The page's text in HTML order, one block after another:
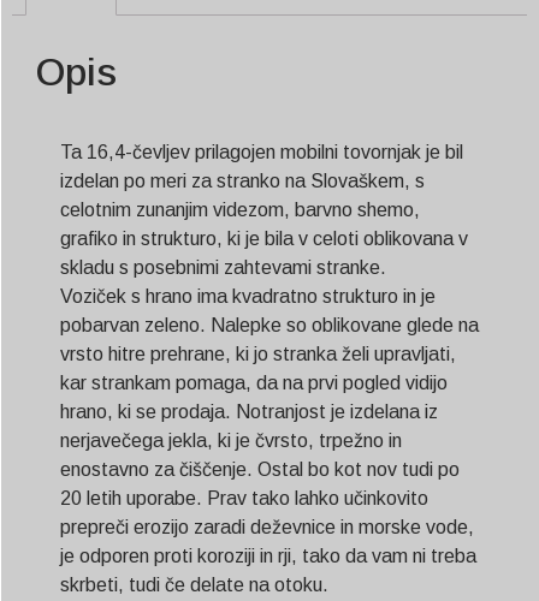
Opis
Ta 16,4-čevljev prilagojen mobilni tovornjak je bil
izdelan po meri za stranko na Slovaškem, s
celotnim zunanjim videzom, barvno shemo,
grafiko in strukturo, ki je bila v celoti oblikovana v
skladu s posebnimi zahtevami stranke.
Voziček s hrano ima kvadratno strukturo in je
pobarvan zeleno. Nalepke so oblikovane glede na
vrsto hitre prehrane, ki jo stranka želi upravljati,
kar strankam pomaga, da na prvi pogled vidijo
hrano, ki se prodaja. Notranjost je izdelana iz
nerjavečega jekla, ki je čvrsto, trpežno in
enostavno za čiščenje. Ostal bo kot nov tudi po
20 letih uporabe. Prav tako lahko učinkovito
prepreči erozijo zaradi deževnice in morske vode,
je odporen proti koroziji in rji, tako da vam ni treba
skrbeti, tudi če delate na otoku.